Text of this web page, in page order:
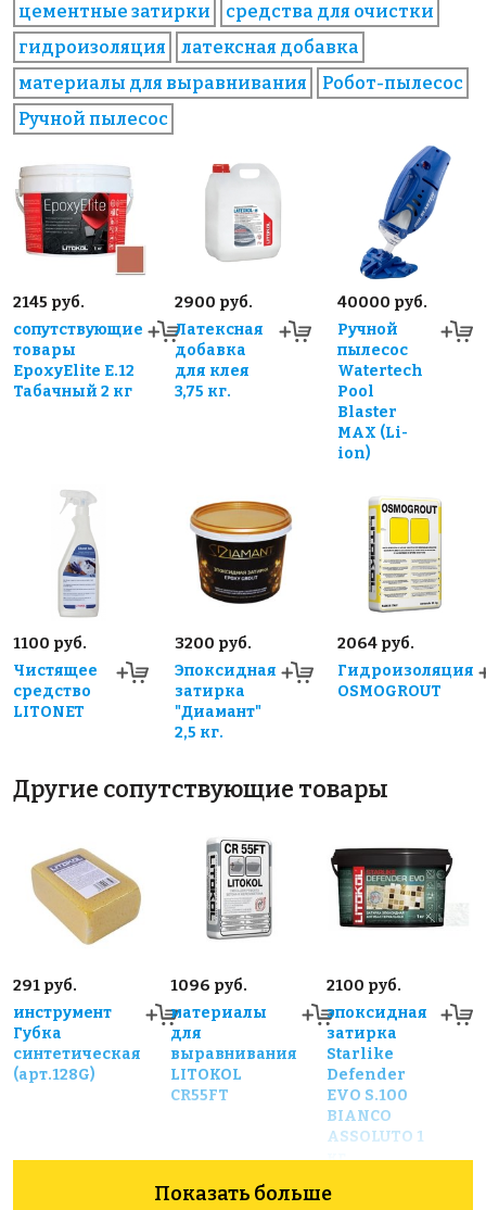
цементные затирки
средства для очистки
гидроизоляция
латексная добавка
материалы для выравнивания
Робот-пылесос
Ручной пылесос
2145 руб.
сопутствующие
товары
EpoxyElite E.12
Табачный 2 кг
2900 руб.
Латексная
добавка
для клея
3,75 кг.
40000 руб.
Ручной
пылесос
Watertech
Pool
Blaster
MAX (Li-
ion)
1100 руб.
Чистящее
средство
LITONET
3200 руб.
Эпоксидная
затирка
"Диамант"
2,5 кг.
2064 руб.
Гидроизоляция
OSMOGROUT
Другие сопутствующие товары
291 руб.
инструмент
Губка
синтетическая
(арт.128G)
1096 руб.
материалы
для
выравнивания
LITOKOL
CR55FT
2100 руб.
эпоксидная
затирка
Starlike
Defender
EVO S.100
BIANCO
ASSOLUTO 1
кг
Показать больше